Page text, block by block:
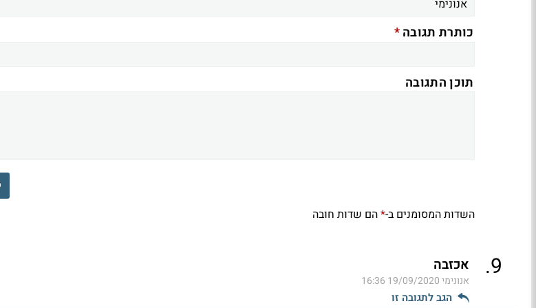
כותרת תגובה*
תוכן התגובה
השדות המסומנים ב-*הם שדות חובה
9
. אכזבה
אנונימי19/09/2020 16:36
הגב לתגובה זו